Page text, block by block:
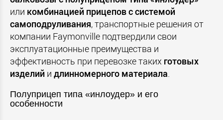
или комбинацией прицепов с системой
самоподруливания, транспортные решения от
компании Faymonville подтвердили свои
эксплуатационные преимущества и
эффективность при перевозке таких готовых
изделий и длинномерного материала.
Полуприцеп типа «инлоудер» и его
особенности